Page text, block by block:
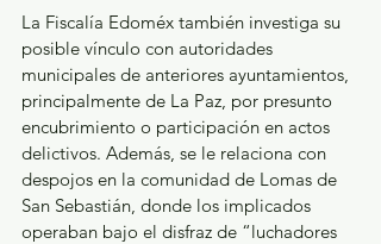
La Fiscalía Edoméx también investiga su
posible vínculo con autoridades
municipales de anteriores ayuntamientos,
principalmente de La Paz, por presunto
encubrimiento o participación en actos
delictivos. Además, se le relaciona con
despojos en la comunidad de Lomas de
San Sebastián, donde los implicados
operaban bajo el disfraz de “luchadores